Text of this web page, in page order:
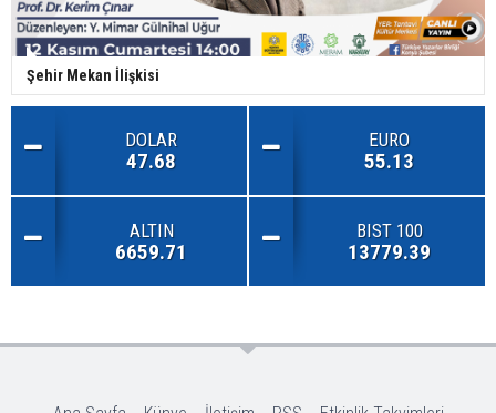
Şehir Mekan İlişkisi
DOLAR
47.68
EURO
55.13
ALTIN
6659.71
BIST 100
13779.39